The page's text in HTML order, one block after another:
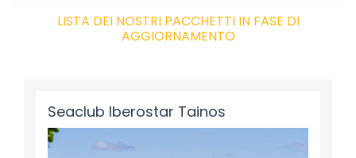
LISTA DEI NOSTRI PACCHETTI IN FASE DI
AGGIORNAMENTO
Seaclub Iberostar Tainos